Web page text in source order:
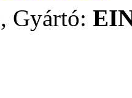
, Gyártó: